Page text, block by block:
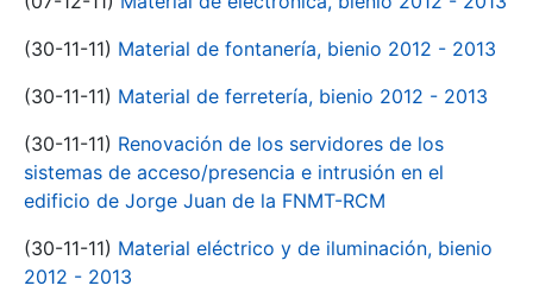
(30-11-11) Material de fontanería, bienio 2012 - 2013
(30-11-11) Material de ferretería, bienio 2012 - 2013
(30-11-11) Renovación de los servidores de los
sistemas de acceso/presencia e intrusión en el
edificio de Jorge Juan de la FNMT-RCM
(30-11-11) Material eléctrico y de iluminación, bienio
2012 - 2013